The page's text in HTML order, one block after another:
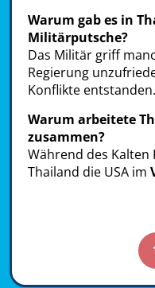
Warum gab es in
Militärputsche?
Das Militär griff
Regierung
Konflikte entstanden.
Warum arbeitete
zusammen?
Während des
Thailand die USA im